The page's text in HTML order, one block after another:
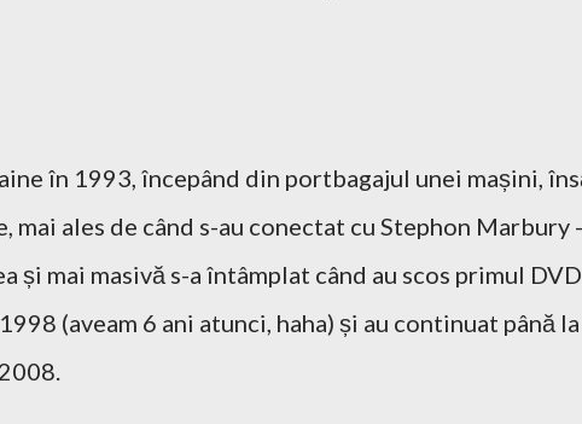
în 1993, începând din portbagajul unei mașini,
mai ales de când s-au conectat cu Stephon Marbury -
și mai masivă s-a întâmplat când au scos primul DVD
(aveam 6 ani atunci, haha) și au continuat până la